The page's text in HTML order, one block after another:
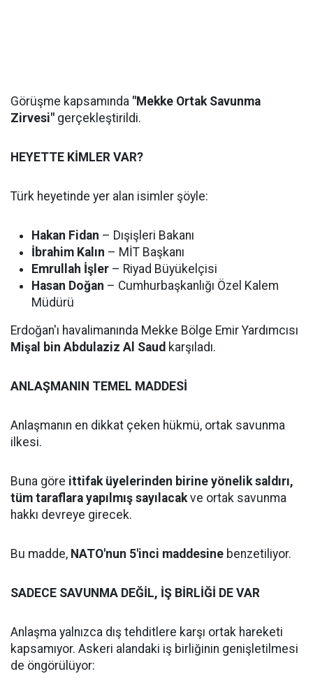
Görüşme kapsamında "Mekke Ortak Savunma
Zirvesi" gerçekleştirildi.
HEYETTE KİMLER VAR?
Türk heyetinde yer alan isimler şöyle:
Hakan Fidan – Dışişleri Bakanı
İbrahim Kalın – MİT Başkanı
Emrullah İşler – Riyad Büyükelçisi
Hasan Doğan – Cumhurbaşkanlığı Özel Kalem
Müdürü
Erdoğan'ı havalimanında Mekke Bölge Emir Yardımcısı
Mişal bin Abdulaziz Al Saud karşıladı.
ANLAŞMANIN TEMEL MADDESİ
Anlaşmanın en dikkat çeken hükmü, ortak savunma
ilkesi.
Buna göre ittifak üyelerinden birine yönelik saldırı,
tüm taraflara yapılmış sayılacakve ortak savunma
hakkı devreye girecek.
Bu madde, NATO'nun 5'inci maddesine benzetiliyor.
SADECE SAVUNMA DEĞİL, İŞ BİRLİĞİ DE VAR
Anlaşma yalnızca dış tehditlere karşı ortak hareketi
kapsamıyor. Askeri alandaki iş birliğinin genişletilmesi
de öngörülüyor: